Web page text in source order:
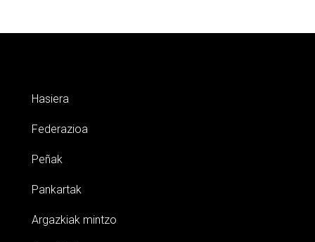
Hasiera
Federazioa
Peñak
Pankartak
Argazkiak mintzo